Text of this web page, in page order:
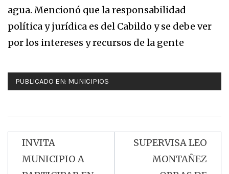
agua. Mencionó que la responsabilidad
política y jurídica es del Cabildo y se debe ver
por los intereses y recursos de la gente
PUBLICADO EN: MUNICIPIOS
Navegación
de
INVITA
MUNICIPIO A
SUPERVISA LEO
MONTAÑEZ